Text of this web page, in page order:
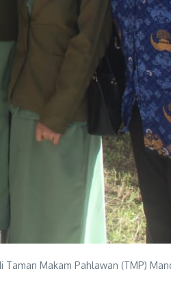
Makam Pahlawan (TMP)